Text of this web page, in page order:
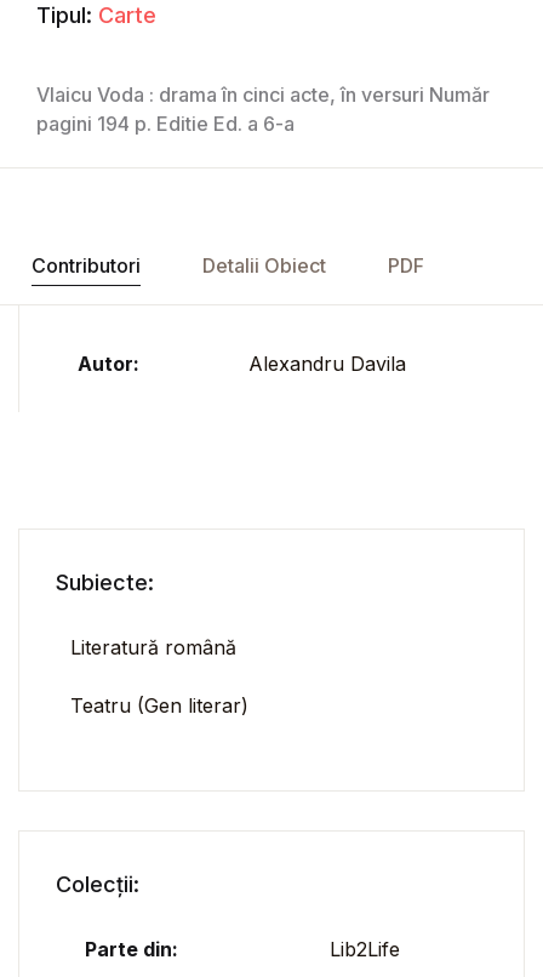
Tipul: Carte
Vlaicu Voda : drama în cinci acte, în versuri Număr
pagini 194 p. Editie Ed. a 6-a
Contributori Detalii Obiect PDF
Autor: Alexandru Davila
Subiecte:
Literatură română
Teatru (Gen literar)
Colecții:
Parte din: Lib2Life